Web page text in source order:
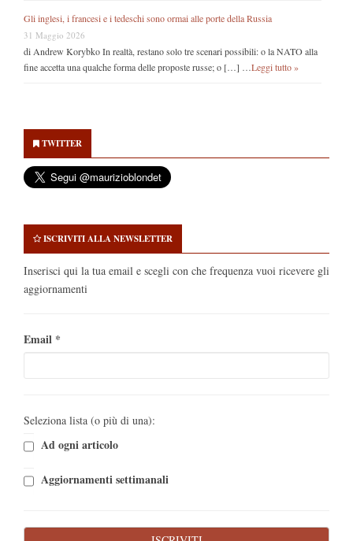
Gli inglesi, i francesi e i tedeschi sono ormai alle porte della Russia
31 Maggio 2026
di Andrew Korybko In realtà, restano solo tre scenari possibili: o la NATO alla
fine accetta una qualche forma delle proposte russe; o […] …Leggi tutto »
Sidebar
TWITTER
ISCRIVITI ALLA NEWSLETTER
Inserisci qui la tua email e scegli con che frequenza vuoi ricevere gli
aggiornamenti
Email *
Seleziona lista (o più di una):
Ad ogni articolo
Aggiornamenti settimanali